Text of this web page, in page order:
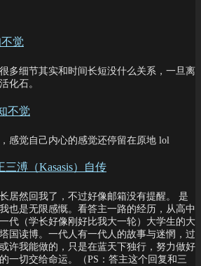
觉
多细节其实和时间长短没什么关系，一旦离
化石。
不觉
感觉自己内心的感觉还停留在原地 lol
三溥（Kasasis）自传
居然回我了，不过好像邮箱没有提醒。 是
也是无限感慨。看答主一路的经历，从高中
代（学长好像刚好比我大一轮）大学生的大
国读博。一代人有一代人的故事与迷惘，过
许我能做的，只是在蓝天下独行，努力做好
一切交给命运。（PS：答主这个回复和三